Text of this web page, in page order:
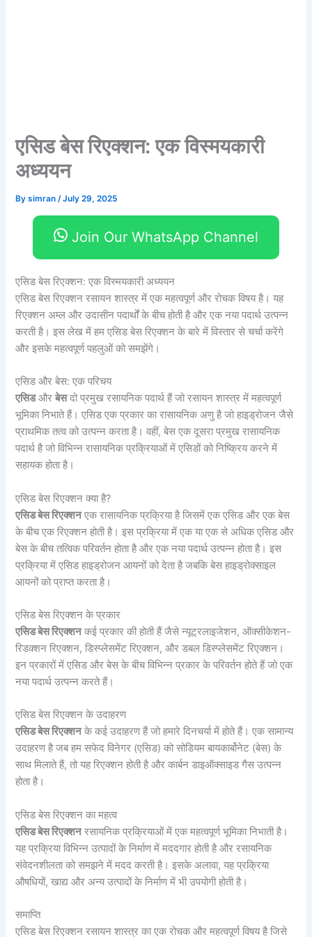
एसिड बेस रिएक्शन: एक विस्मयकारी
अध्ययन
Bysimran/July 29, 2025
Join Our WhatsApp Channel
एसिड बेस रिएक्शन: एक विस्मयकारी अध्ययन
एसिड बेस रिएक्शन रसायन शास्त्र में एक महत्वपूर्ण और रोचक विषय है। यह
रिएक्शन अम्ल और उदासीन पदार्थों के बीच होती है और एक नया पदार्थ उत्पन्न
करती है। इस लेख में हम एसिड बेस रिएक्शन के बारे में विस्तार से चर्चा करेंगे
और इसके महत्वपूर्ण पहलुओं को समझेंगे।
एसिड और बेस: एक परिचय
एसिडऔरबेसदो प्रमुख रसायनिक पदार्थ हैं जो रसायन शास्त्र में महत्वपूर्ण
भूमिका निभाते हैं। एसिड एक प्रकार का रासायनिक अणु है जो हाइड्रोजन जैसे
प्राथमिक तत्व को उत्पन्न करता है। वहीं, बेस एक दूसरा प्रमुख रासायनिक
पदार्थ है जो विभिन्न रासायनिक प्रक्रियाओं में एसिडों को निष्क्रिय करने में
सहायक होता है।
एसिड बेस रिएक्शन क्या है?
एसिड बेस रिएक्शनएक रासायनिक प्रक्रिया है जिसमें एक एसिड और एक बेस
के बीच एक रिएक्शन होती है। इस प्रक्रिया में एक या एक से अधिक एसिड और
बेस के बीच तत्विक परिवर्तन होता है और एक नया पदार्थ उत्पन्न होता है। इस
प्रक्रिया में एसिड हाइड्रोजन आयनों को देता है जबकि बेस हाइड्रोक्साइल
आयनों को प्राप्त करता है।
एसिड बेस रिएक्शन के प्रकार
एसिड बेस रिएक्शनकई प्रकार की होती हैं जैसे न्यूट्रलाइजेशन, ऑक्सीकेशन-
रिडक्शन रिएक्शन, डिस्प्लेसमेंट रिएक्शन, और डबल डिस्प्लेसमेंट रिएक्शन।
इन प्रकारों में एसिड और बेस के बीच विभिन्न प्रकार के परिवर्तन होते हैं जो एक
नया पदार्थ उत्पन्न करते हैं।
एसिड बेस रिएक्शन के उदाहरण
एसिड बेस रिएक्शनके कई उदाहरण हैं जो हमारे दिनचर्या में होते हैं। एक सामान्य
उदाहरण है जब हम सफेद विनेगर (एसिड) को सोडियम बायकार्बोनेट (बेस) के
साथ मिलाते हैं, तो यह रिएक्शन होती है और कार्बन डाइऑक्साइड गैस उत्पन्न
होता है।
एसिड बेस रिएक्शन का महत्व
एसिड बेस रिएक्शनरसायनिक प्रक्रियाओं में एक महत्वपूर्ण भूमिका निभाती है।
यह प्रक्रिया विभिन्न उत्पादों के निर्माण में मददगार होती है और रसायनिक
संवेदनशीलता को समझने में मदद करती है। इसके अलावा, यह प्रक्रिया
औषधियों, खाद्य और अन्य उत्पादों के निर्माण में भी उपयोगी होती है।
समाप्ति
एसिड बेस रिएक्शन रसायन शास्त्र का एक रोचक और महत्वपूर्ण विषय है जिसे